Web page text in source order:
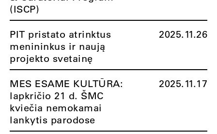
(ISCP)
PIT pristato atrinktus
menininkus ir naują
projekto svetainę
2025.11.26
MES ESAME KULTŪRA:
lapkričio 21 d. ŠMC
kviečia nemokamai
lankytis parodose
2025.11.17